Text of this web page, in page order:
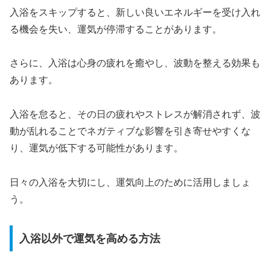
入浴をスキップすると、新しい良いエネルギーを受け入れ
る機会を失い、運気が停滞することがあります。
さらに、入浴は心身の疲れを癒やし、波動を整える効果も
あります。
入浴を怠ると、その日の疲れやストレスが解消されず、波
動が乱れることでネガティブな影響を引き寄せやすくな
り、運気が低下する可能性があります。
日々の入浴を大切にし、運気向上のために活用しましょ
う。
入浴以外で運気を高める方法